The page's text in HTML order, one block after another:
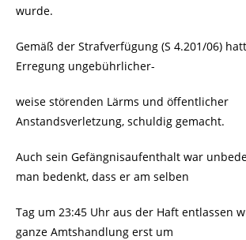
wurde.
Gemäß der Strafverfügung (S 4.201/06)
Erregung ungebührlicher-
weise störenden Lärms und öffentlicher
Anstandsverletzung, schuldig gemacht.
Auch sein Gefängnisaufenthalt war
man bedenkt, dass er am selben
Tag um 23:45 Uhr aus der Haft entlassen
ganze Amtshandlung erst um